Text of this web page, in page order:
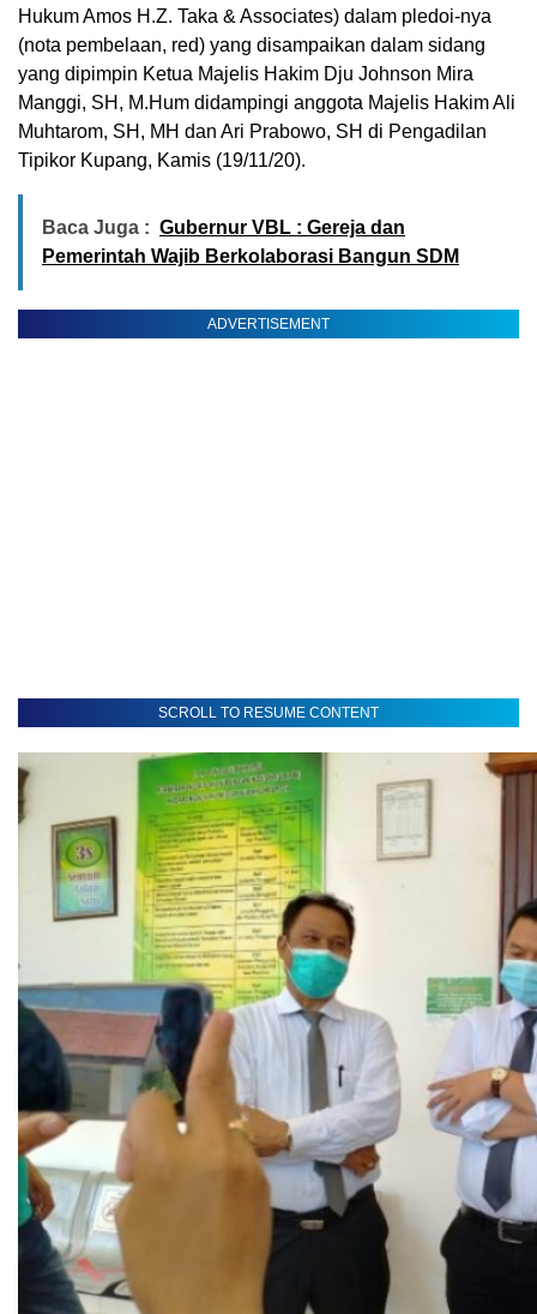
Hukum Amos H.Z. Taka & Associates) dalam pledoi-nya
(nota pembelaan, red) yang disampaikan dalam sidang
yang dipimpin Ketua Majelis Hakim Dju Johnson Mira
Manggi, SH, M.Hum didampingi anggota Majelis Hakim Ali
Muhtarom, SH, MH dan Ari Prabowo, SH di Pengadilan
Tipikor Kupang, Kamis (19/11/20).
Baca Juga : Gubernur VBL : Gereja dan
Pemerintah Wajib Berkolaborasi Bangun SDM
ADVERTISEMENT
SCROLL TO RESUME CONTENT